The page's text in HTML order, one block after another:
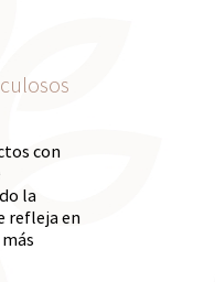
con
la
refleja en